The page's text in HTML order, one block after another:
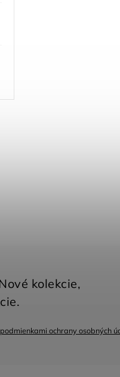
podmienkami ochrany osobných